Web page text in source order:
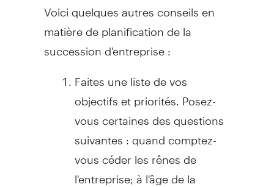
Voici quelques autres conseils en
matière de planification de la
succession d'entreprise :
Faites une liste de vos
objectifs et priorités. Posez-
vous certaines des questions
suivantes : quand comptez-
vous céder les rênes de
l'entreprise; à l'âge de la